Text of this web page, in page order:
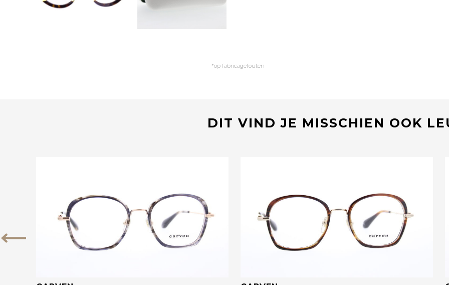
*op fabricagefouten
DIT VIND JE MISSCHIEN OOK
Vorige